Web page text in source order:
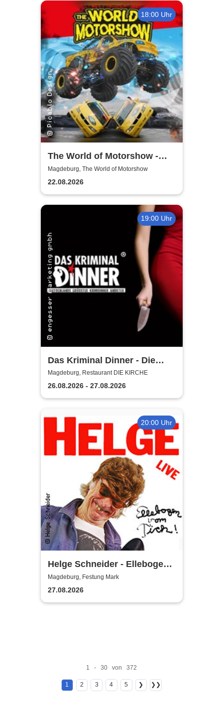
18:00 Uhr
The World of Motorshow -
Jeffrey & Anthony Korth
Motorshow
Magdeburg, The World of Motorshow
22.08.2026
19:00 Uhr
Das Kriminal Dinner - Die
lästige Leiche
Magdeburg, Restaurant DIE KIRCHE
26.08.2026 - 27.08.2026
20:00 Uhr
Helge Schneider - Ellebogen
vom Tich
Magdeburg, Festung Mark
27.08.2026
1 - 30 von 372
1 2 3 4 5 ❯ ❯❯